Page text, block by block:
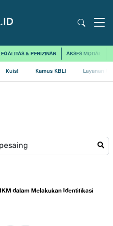
& PERIZINAN AKSES MODAL
Kuis! Kamus KBLI Layanan
dalam Melakukan Identifikasi